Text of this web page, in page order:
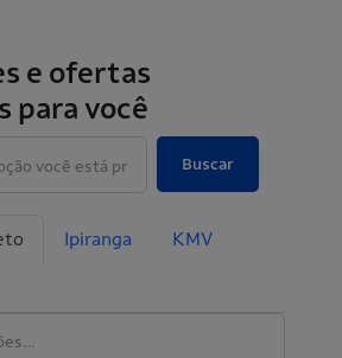
e ofertas
para você
Buscar
Ipiranga KMV